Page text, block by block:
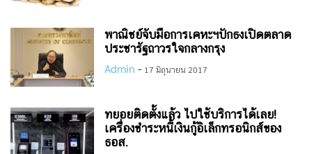
พาณิชย์จับมือการเคหะฯปักธงเปิดตลาด
ประชารัฐถาวรใจกลางกรุง
Admin - 17 มิถุนายน 2017
ทยอยติดตั้งแล้ว ไปใช้บริการได้เลย!
เครื่องชำระหนี้เงินกู้อิเล็กทรอนิกส์ของ
ธอส.